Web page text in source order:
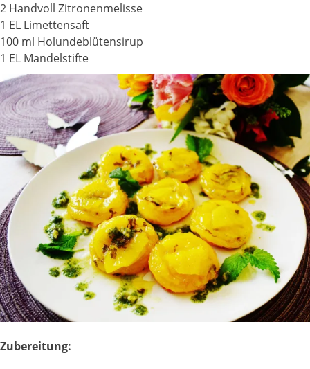
2 Handvoll Zitronenmelisse
1 EL Limettensaft
100 ml Holundeblütensirup
1 EL Mandelstifte
Zubereitung: